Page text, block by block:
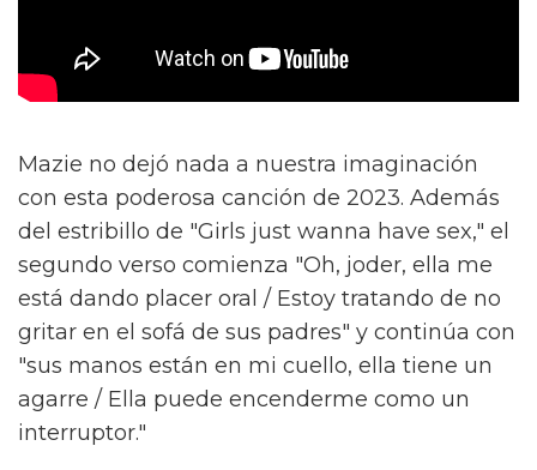
Mazie no dejó nada a nuestra imaginación
con esta poderosa canción de 2023. Además
del estribillo de "Girls just wanna have sex," el
segundo verso comienza "Oh, joder, ella me
está dando placer oral / Estoy tratando de no
gritar en el sofá de sus padres" y continúa con
"sus manos están en mi cuello, ella tiene un
agarre / Ella puede encenderme como un
interruptor."